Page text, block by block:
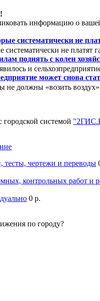
информацию о
систематически не
не платят
поднять с колен
и
может снова
не должны «возить
системой
тесты, чертежи и переводы
контрольных работ и
0 р.
по городу?